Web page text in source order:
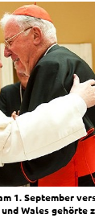
1. September
Wales gehörte